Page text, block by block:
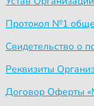
Протокол №1
Свидетельство о
Реквизиты
Договор Оферты